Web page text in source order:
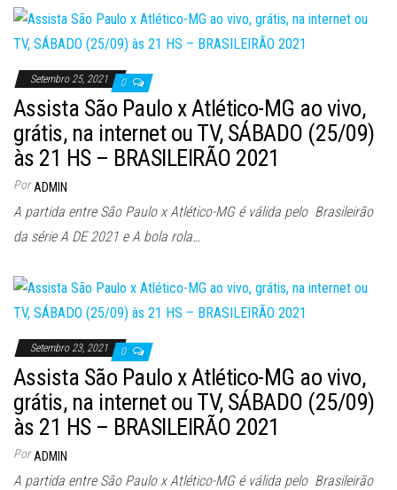
Setembro 25, 2021 0
Assista São Paulo x Atlético-MG ao vivo,
grátis, na internet ou TV, SÁBADO (25/09)
às 21 HS – BRASILEIRÃO 2021
Por ADMIN
A partida entre São Paulo x Atlético-MG é válida pelo Brasileirão
da série A DE 2021 e A bola rola…
Setembro 23, 2021 0
Assista São Paulo x Atlético-MG ao vivo,
grátis, na internet ou TV, SÁBADO (25/09)
às 21 HS – BRASILEIRÃO 2021
Por ADMIN
A partida entre São Paulo x Atlético-MG é válida pelo Brasileirão